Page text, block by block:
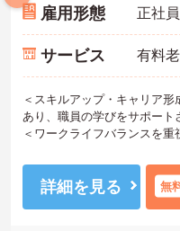
雇用形態 正社
サービス 有料
＜スキルアップ・キャリア
あり、職員の学びをサポート
＜ワークライフバランスを重
＜寄り添ったケアの実施＞利
提供を目指し、職員の専門
詳細を見る 無